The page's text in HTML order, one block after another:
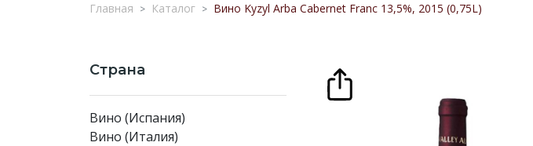
Главная Каталог Вино Kyzyl Arba Cabernet Franc 13,5%, 2015 (0,75L)
Страна
Вино (Испания)
Вино (Италия)